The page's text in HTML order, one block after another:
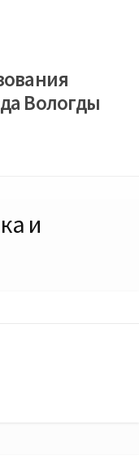
Вологды
и